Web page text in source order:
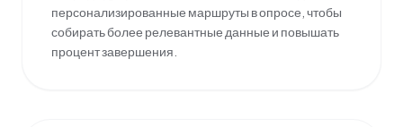
персонализированные маршруты в опросе, чтобы
собирать более релевантные данные и повышать
процент завершения.